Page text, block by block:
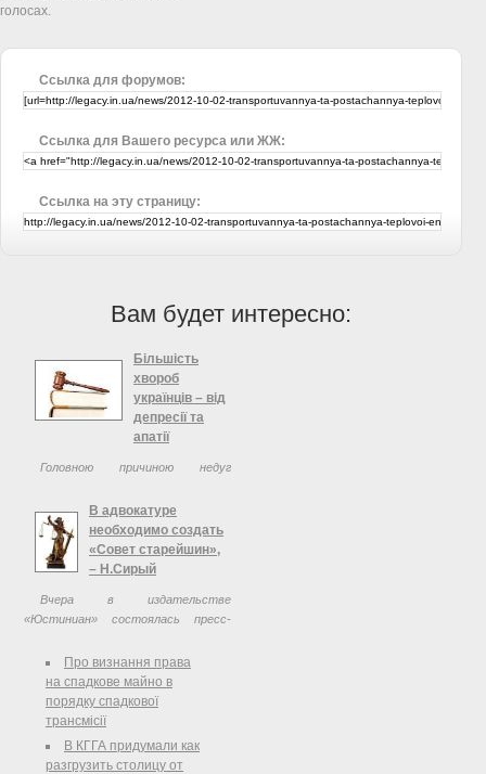
голосах.
Ссылка для форумов:
Ссылка для Вашего ресурса или ЖЖ:
Ссылка на эту страницу:
Вам будет интересно:
Більшість
хвороб
українців – від
депресії та
апатії
Головною причиною недуг
можуть назвати себе здоровими,
лікарі називають хронічну депресію.
В адвокатуре
необходимо создать
«Совет старейшин»,
– Н.Сирый
Вчера в издательстве
«Юстиниан» состоялась пресс-
группы по вопросам
реформирования адвокатуры
Николая Сирого. Как сообщил
корреспондент «ЮП», в
Про визнання права
на спадкове майно в
порядку спадкової
трансмісії
В КГГА придумали как
разгрузить столицу от